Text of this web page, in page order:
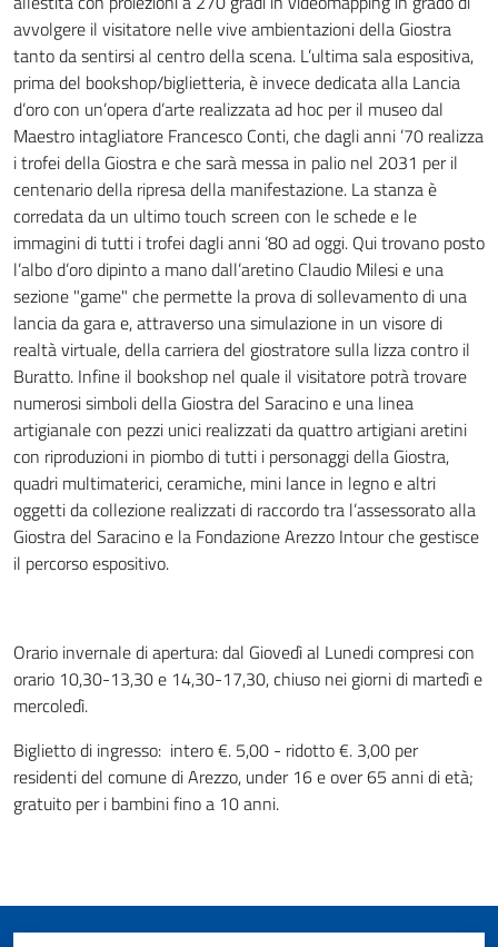
avvolgere il visitatore nelle vive ambientazioni della Giostra
tanto da sentirsi al centro della scena. L’ultima sala espositiva,
prima del bookshop/biglietteria, è invece dedicata alla Lancia
d’oro con un’opera d’arte realizzata ad hoc per il museo dal
Maestro intagliatore Francesco Conti, che dagli anni ’70 realizza
i trofei della Giostra e che sarà messa in palio nel 2031 per il
centenario della ripresa della manifestazione. La stanza è
corredata da un ultimo touch screen con le schede e le
immagini di tutti i trofei dagli anni ’80 ad oggi. Qui trovano posto
l’albo d’oro dipinto a mano dall’aretino Claudio Milesi e una
sezione "game" che permette la prova di sollevamento di una
lancia da gara e, attraverso una simulazione in un visore di
realtà virtuale, della carriera del giostratore sulla lizza contro il
Buratto. Infine il bookshop nel quale il visitatore potrà trovare
numerosi simboli della Giostra del Saracino e una linea
artigianale con pezzi unici realizzati da quattro artigiani aretini
con riproduzioni in piombo di tutti i personaggi della Giostra,
quadri multimaterici, ceramiche, mini lance in legno e altri
oggetti da collezione realizzati di raccordo tra l’assessorato alla
Giostra del Saracino e la Fondazione Arezzo Intour che gestisce
il percorso espositivo.
Orario invernale di apertura: dal Giovedì al Lunedi compresi con
orario 10,30-13,30 e 14,30-17,30, chiuso nei giorni di martedì e
mercoledì.
Biglietto di ingresso: intero €. 5,00 - ridotto €. 3,00 per
residenti del comune di Arezzo, under 16 e over 65 anni di età;
gratuito per i bambini fino a 10 anni.